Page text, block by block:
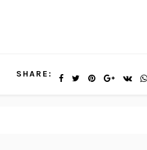
SHARE: